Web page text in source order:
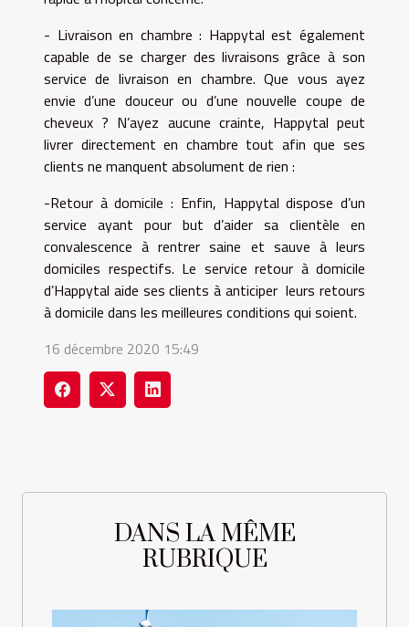
- Livraison en chambre : Happytal est également
capable de se charger des livraisons grâce à son
service de livraison en chambre. Que vous ayez
envie d’une douceur ou d’une nouvelle coupe de
cheveux ? N’ayez aucune crainte, Happytal peut
livrer directement en chambre tout afin que ses
clients ne manquent absolument de rien :
-Retour à domicile : Enfin, Happytal dispose d’un
service ayant pour but d’aider sa clientèle en
convalescence à rentrer saine et sauve à leurs
domiciles respectifs. Le service retour à domicile
d’Happytal aide ses clients à anticiper leurs retours
à domicile dans les meilleures conditions qui soient.
16 décembre 2020 15:49
DANS LA MÊME
RUBRIQUE